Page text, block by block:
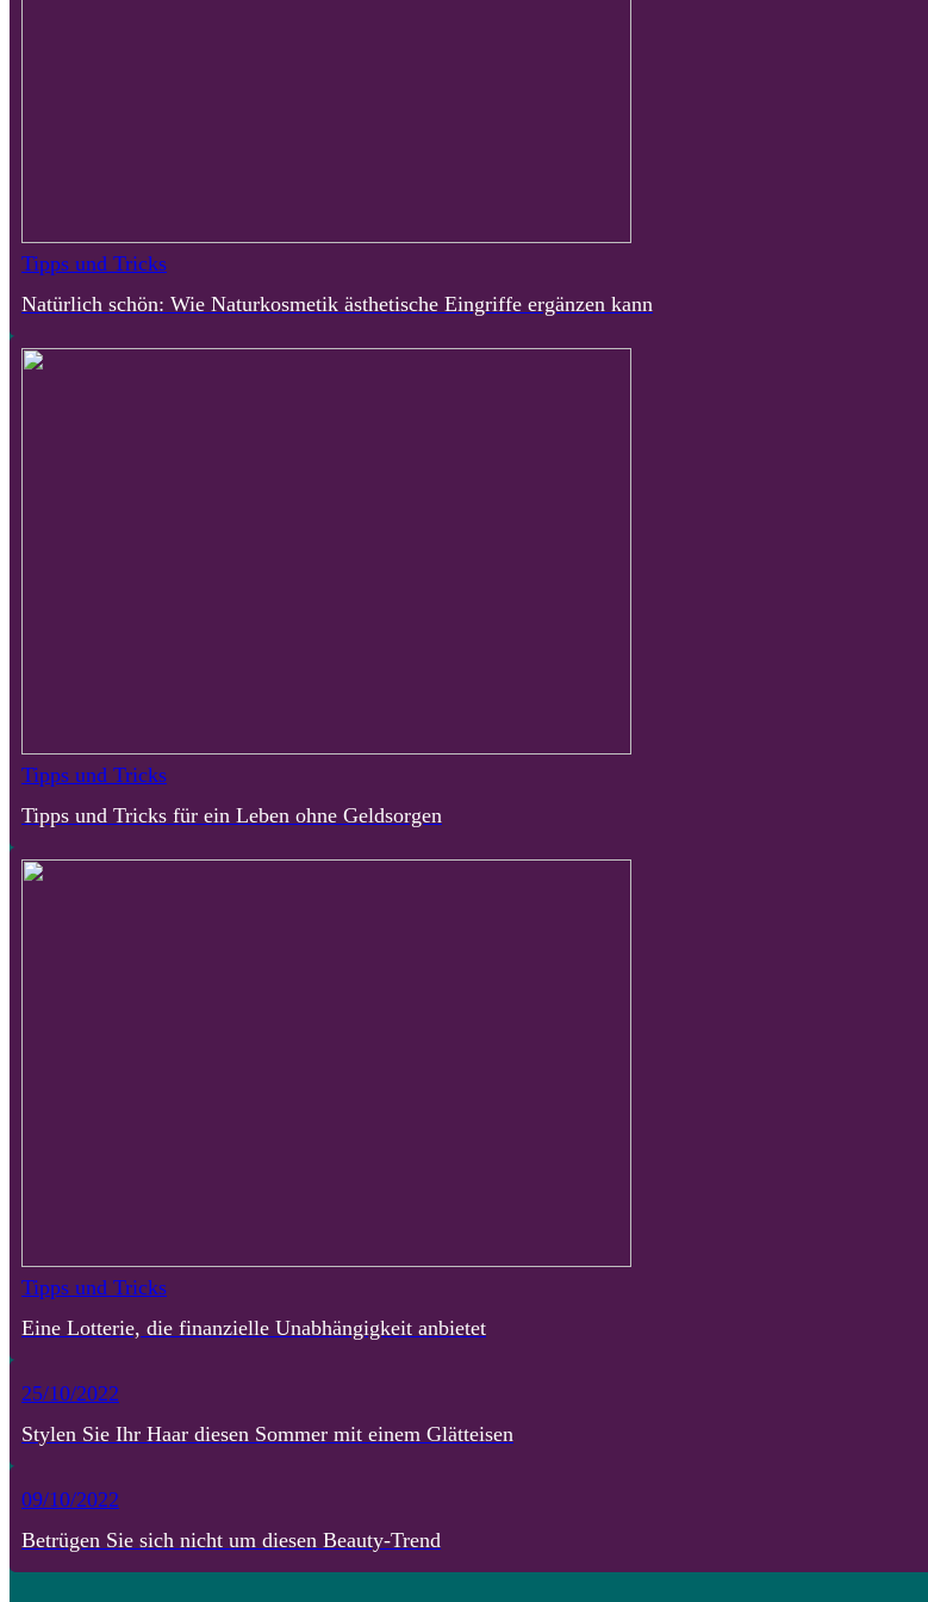
Tipps und Tricks
Natürlich schön: Wie Naturkosmetik ästhetische Eingriffe ergänzen kann
Tipps und Tricks
Tipps und Tricks für ein Leben ohne Geldsorgen
Tipps und Tricks
Eine Lotterie, die finanzielle Unabhängigkeit anbietet
25/10/2022
Stylen Sie Ihr Haar diesen Sommer mit einem Glätteisen
09/10/2022
Betrügen Sie sich nicht um diesen Beauty-Trend